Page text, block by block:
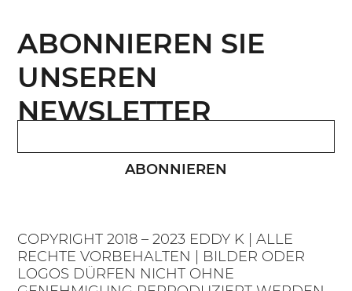
COPYRIGHT 2018 – 2023 EDDY K | ALLE
RECHTE VORBEHALTEN | BILDER ODER
LOGOS DÜRFEN NICHT OHNE
ABONNIEREN
ABONNIEREN SIE
UNSEREN
NEWSLETTER